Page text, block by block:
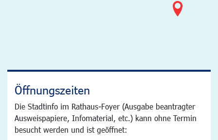
Öffnungszeiten
Die Stadtinfo im Rathaus-Foyer (Ausgabe beantragter
Ausweispapiere, Infomaterial, etc.) kann ohne Termin
besucht werden und ist geöffnet: